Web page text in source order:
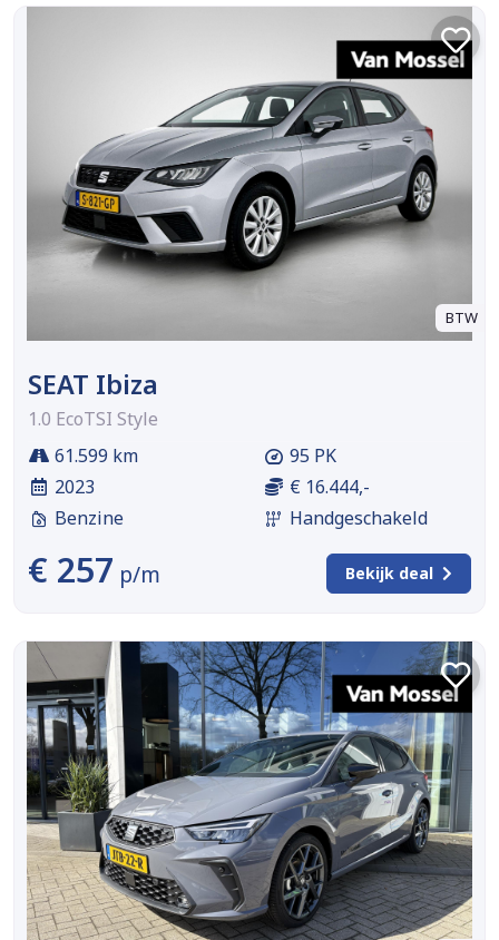
BTW
SEAT Ibiza
1.0 EcoTSI Style
61.599 km
2023
Benzine
95 PK
€ 16.444,-
Handgeschakeld
€ 257 p/m Bekijk deal